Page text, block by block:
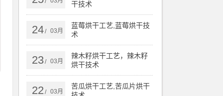
干技术
24/ 03月
蓝莓烘干工艺,蓝莓烘干技
术
23/ 03月
辣木籽烘干工艺，辣木籽
烘干技术
22 / 03月
苦瓜烘干工艺,苦瓜片烘干